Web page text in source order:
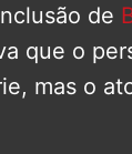
de
que o
mas o